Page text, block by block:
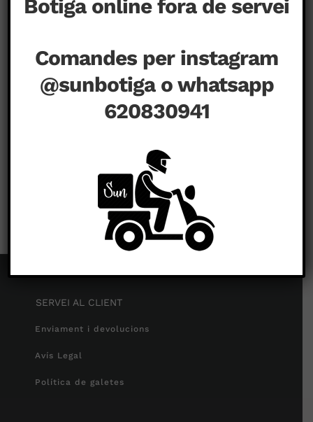
SERVEI AL CLIENT
Enviament i devolucions
Avís Legal
Política de galetes
Botiga online fora de servei
Comandes per instagram
@sunbotiga o whatsapp
620830941